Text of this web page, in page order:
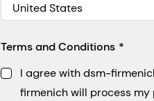
United States
Terms and Conditions
I agree with dsm-
firmenich will process